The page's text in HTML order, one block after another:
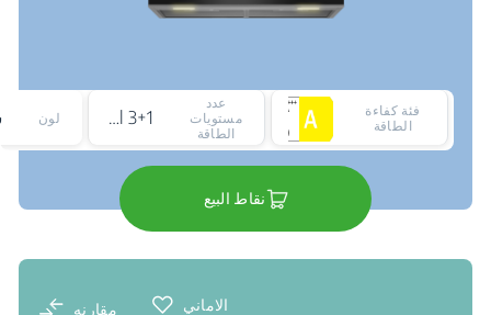
فئة كفاءة
الطاقة
عدد
مستويات
الطاقة
3+1 intensive level لون
نقاط البيع
الاماني مقارنه